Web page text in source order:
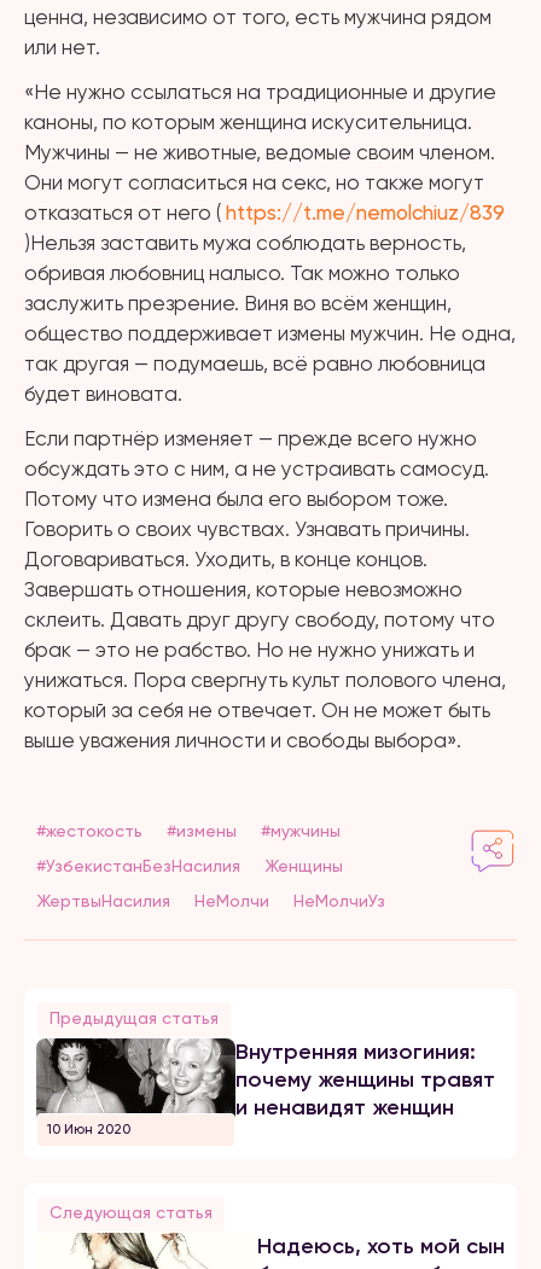
ценна, независимо от того, есть мужчина рядом
или нет.
«Не нужно ссылаться на традиционные и другие
каноны, по которым женщина искусительница.
Мужчины — не животные, ведомые своим членом.
Они могут согласиться на секс, но также могут
отказаться от него ( https://t.me/nemolchiuz/839
)Нельзя заставить мужа соблюдать верность,
обривая любовниц налысо. Так можно только
заслужить презрение. Виня во всём женщин,
общество поддерживает измены мужчин. Не одна,
так другая — подумаешь, всё равно любовница
будет виновата.
Если партнёр изменяет — прежде всего нужно
обсуждать это с ним, а не устраивать самосуд.
Потому что измена была его выбором тоже.
Говорить о своих чувствах. Узнавать причины.
Договариваться. Уходить, в конце концов.
Завершать отношения, которые невозможно
склеить. Давать друг другу свободу, потому что
брак — это не рабство. Но не нужно унижать и
унижаться. Пора свергнуть культ полового члена,
который за себя не отвечает. Он не может быть
выше уважения личности и свободы выбора».
#жестокость #измены
#мужчины
#УзбекистанБезНасилия
Женщины
ЖертвыНасилия
НеМолчи НеМолчиУз
Предыдущая статья
10 Июн 2020
Внутренняя мизогиния:
почему женщины травят
и ненавидят женщин
Следующая статья
Надеюсь, хоть мой сын